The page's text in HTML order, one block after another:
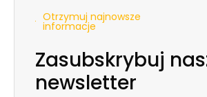
Otrzymuj najnowsze
informacje
Zasubskrybuj
newsletter